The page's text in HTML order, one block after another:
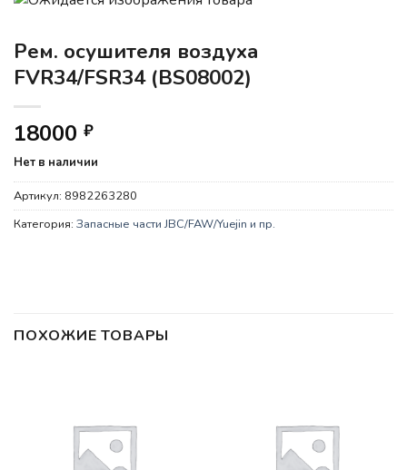
Рем. осушителя воздуха
FVR34/FSR34 (BS08002)
18000 ₽
Нет в наличии
Артикул: 8982263280
Категория: Запасные части JBC/FAW/Yuejin и пр.
ПОХОЖИЕ ТОВАРЫ